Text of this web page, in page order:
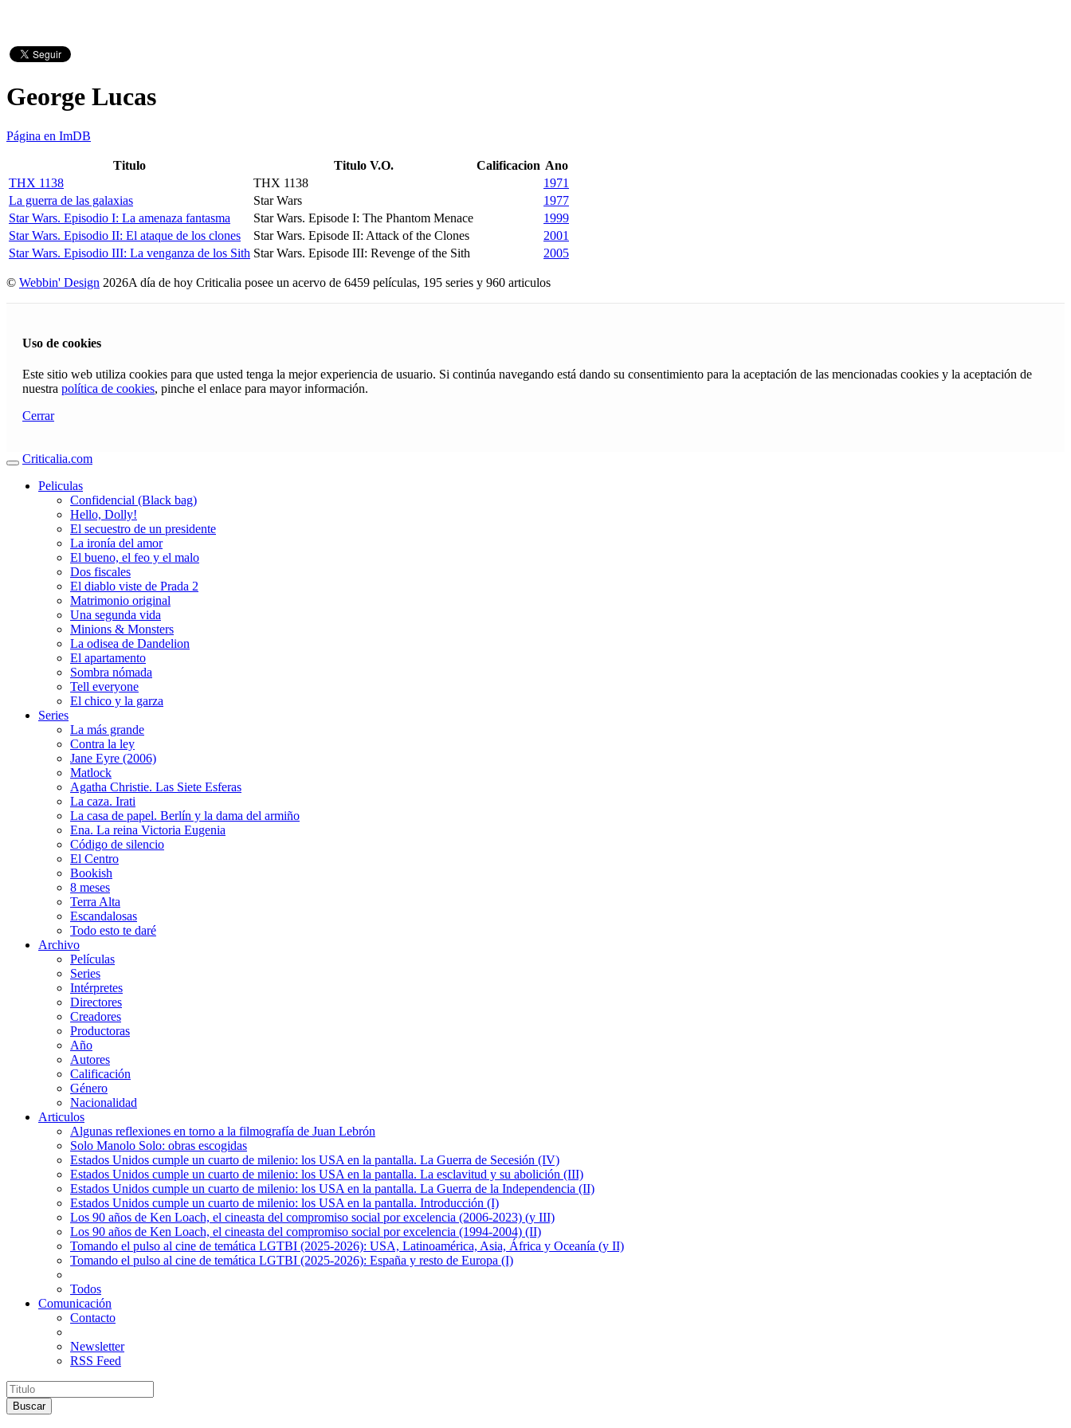
George Lucas
Página en ImDB
Titulo Titulo V.O. Calificacion Ano
THX 1138
THX 1138
1971
La guerra de las galaxias
Star Wars
1977
Star Wars. Episodio I: La amenaza fantasma
Star Wars. Episode I: The Phantom Menace
1999
Star Wars. Episodio II: El ataque de los clones
Star Wars. Episode II: Attack of the Clones
2001
Star Wars. Episodio III: La venganza de los Sith Star Wars. Episode III: Revenge of the Sith 2005
© Webbin' Design 2026A día de hoy Criticalia posee un acervo de 6459 películas, 195 series y 960 articulos
Uso de cookies
Este sitio web utiliza cookies para que usted tenga la mejor experiencia de usuario. Si continúa navegando está dando su consentimiento para la aceptación de las mencionadas cookies y la aceptación de
nuestra política de cookies, pinche el enlace para mayor información.
Cerrar
Criticalia.com
Peliculas
Confidencial (Black bag)
Hello, Dolly!
El secuestro de un presidente
La ironía del amor
El bueno, el feo y el malo
Dos fiscales
El diablo viste de Prada 2
Matrimonio original
Una segunda vida
Minions & Monsters
La odisea de Dandelion
El apartamento
Sombra nómada
Tell everyone
El chico y la garza
Series
La más grande
Contra la ley
Jane Eyre (2006)
Matlock
Agatha Christie. Las Siete Esferas
La caza. Irati
La casa de papel. Berlín y la dama del armiño
Ena. La reina Victoria Eugenia
Código de silencio
El Centro
Bookish
8 meses
Terra Alta
Escandalosas
Todo esto te daré
Archivo
Películas
Series
Intérpretes
Directores
Creadores
Productoras
Año
Autores
Calificación
Género
Nacionalidad
Articulos
Algunas reflexiones en torno a la filmografía de Juan Lebrón
Solo Manolo Solo: obras escogidas
Estados Unidos cumple un cuarto de milenio: los USA en la pantalla. La Guerra de Secesión (IV)
Estados Unidos cumple un cuarto de milenio: los USA en la pantalla. La esclavitud y su abolición (III)
Estados Unidos cumple un cuarto de milenio: los USA en la pantalla. La Guerra de la Independencia (II)
Estados Unidos cumple un cuarto de milenio: los USA en la pantalla. Introducción (I)
Los 90 años de Ken Loach, el cineasta del compromiso social por excelencia (2006-2023) (y III)
Los 90 años de Ken Loach, el cineasta del compromiso social por excelencia (1994-2004) (II)
Tomando el pulso al cine de temática LGTBI (2025-2026): USA, Latinoamérica, Asia, África y Oceanía (y II)
Tomando el pulso al cine de temática LGTBI (2025-2026): España y resto de Europa (I)
Todos
Comunicación
Contacto
Newsletter
RSS Feed
Buscar